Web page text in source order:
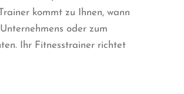
kommt zu Ihnen, wann
oder zum
Ihr Fitnesstrainer richtet